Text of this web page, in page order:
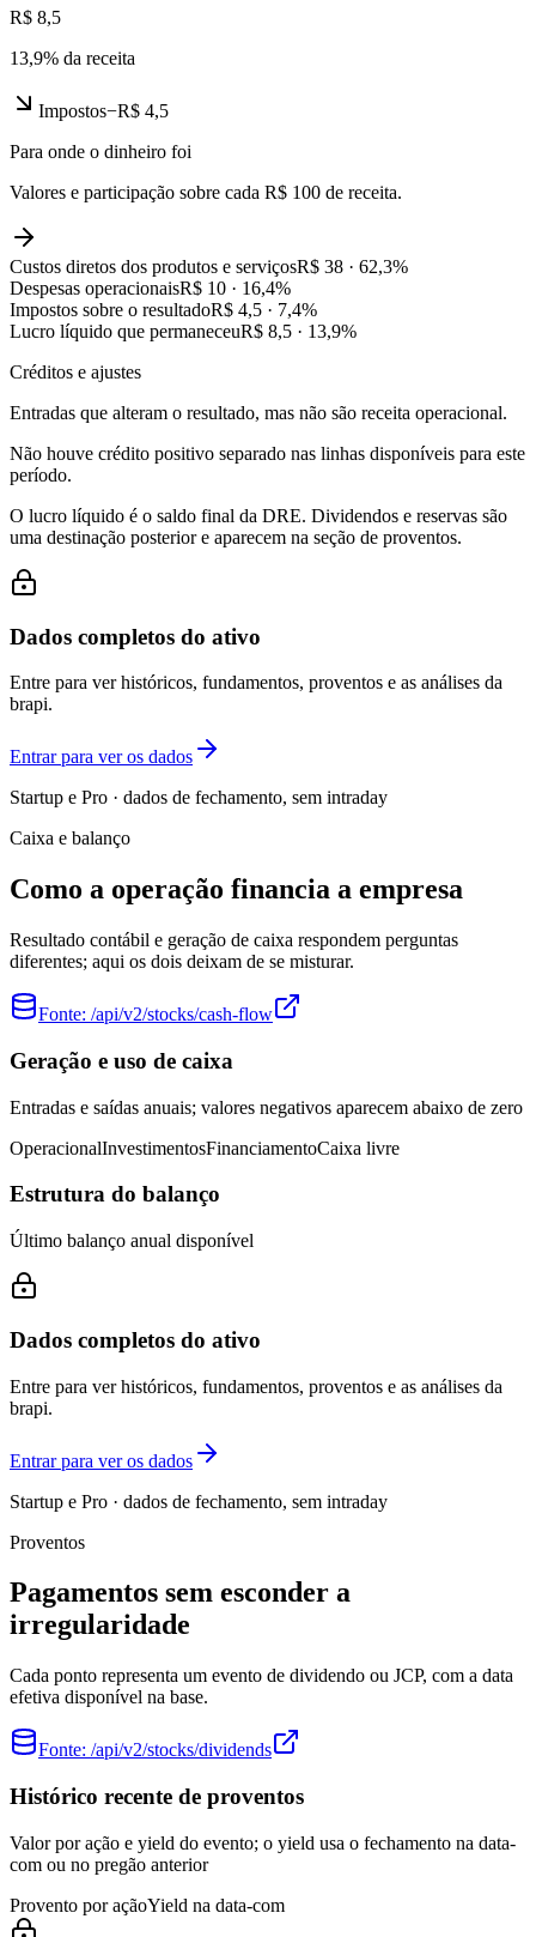
R$ 8,5
13,9% da receita
Impostos−R$ 4,5
Para onde o dinheiro foi
Valores e participação sobre cada R$ 100 de receita.
Custos diretos dos produtos e serviçosR$ 38 · 62,3%
Despesas operacionaisR$ 10 · 16,4%
Impostos sobre o resultadoR$ 4,5 · 7,4%
Lucro líquido que permaneceuR$ 8,5 · 13,9%
Créditos e ajustes
Entradas que alteram o resultado, mas não são receita operacional.
Não houve crédito positivo separado nas linhas disponíveis para este
período.
O lucro líquido é o saldo final da DRE. Dividendos e reservas são
uma destinação posterior e aparecem na seção de proventos.
Dados completos do ativo
Entre para ver históricos, fundamentos, proventos e as análises da
brapi.
Entrar para ver os dados
Startup e Pro · dados de fechamento, sem intraday
Caixa e balanço
Como a operação financia a empresa
Resultado contábil e geração de caixa respondem perguntas
diferentes; aqui os dois deixam de se misturar.
Fonte: /api/v2/stocks/cash-flow
Geração e uso de caixa
Entradas e saídas anuais; valores negativos aparecem abaixo de zero
OperacionalInvestimentosFinanciamentoCaixa livre
Estrutura do balanço
Último balanço anual disponível
Dados completos do ativo
Entre para ver históricos, fundamentos, proventos e as análises da
brapi.
Entrar para ver os dados
Startup e Pro · dados de fechamento, sem intraday
Proventos
Pagamentos sem esconder a
irregularidade
Cada ponto representa um evento de dividendo ou JCP, com a data
efetiva disponível na base.
Fonte: /api/v2/stocks/dividends
Histórico recente de proventos
Valor por ação e yield do evento; o yield usa o fechamento na data-
com ou no pregão anterior
Provento por açãoYield na data-com